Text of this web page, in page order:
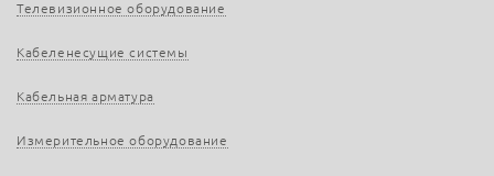
Телевизионное оборудование
Кабеленесущие системы
Кабельная арматура
Измерительное оборудование